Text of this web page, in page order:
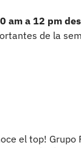
am a 12 pm
de la
el top! Grupo